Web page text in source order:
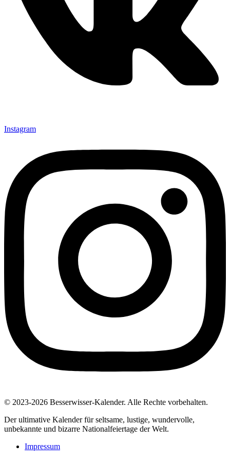
Instagram
© 2023-2026 Besserwisser-Kalender. Alle Rechte vorbehalten.
Der ultimative Kalender für seltsame, lustige, wundervolle,
unbekannte und bizarre Nationalfeiertage der Welt.
Impressum